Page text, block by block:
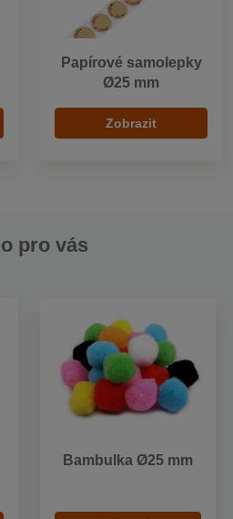
Papírové samolepky
Ø25 mm
Zobrazit
pro vás
Bambulka Ø25 mm